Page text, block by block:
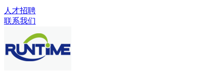
人才招聘
联系我们